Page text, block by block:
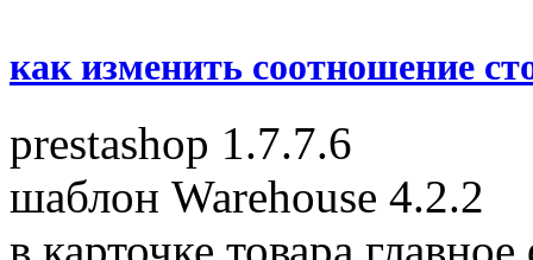
как изменить соотношение
prestashop 1.7.7.6
шаблон Warehouse 4.2.2
в карточке товара